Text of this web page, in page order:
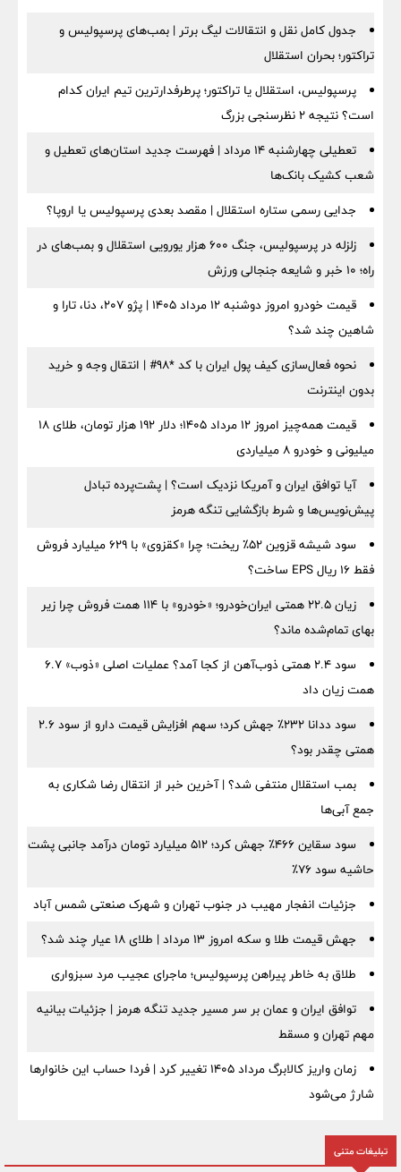
جدول کامل نقل و انتقالات لیگ برتر | بمب‌های پرسپولیس و
تراکتور؛ بحران استقلال
پرسپولیس، استقلال یا تراکتور؛ پرطرفدارترین تیم ایران کدام
است؟ نتیجه ۲ نظرسنجی بزرگ
تعطیلی چهارشنبه ۱۴ مرداد | فهرست جدید استان‌های تعطیل و
شعب کشیک بانک‌ها
جدایی رسمی ستاره استقلال | مقصد بعدی پرسپولیس یا اروپا؟
زلزله در پرسپولیس، جنگ ۶۰۰ هزار یورویی استقلال و بمب‌های در
راه؛ ۱۰ خبر و شایعه جنجالی ورزش
قیمت خودرو امروز دوشنبه ۱۲ مرداد ۱۴۰۵ | پژو ۲۰۷، دنا، تارا و
شاهین چند شد؟
نحوه فعال‌سازی کیف پول ایران با کد *98# | انتقال وجه و خرید
بدون اینترنت
قیمت همه‌چیز امروز ۱۲ مرداد ۱۴۰۵؛ دلار ۱۹۲ هزار تومان، طلای ۱۸
میلیونی و خودرو ۸ میلیاردی
آیا توافق ایران و آمریکا نزدیک است؟ | پشت‌پرده تبادل
پیش‌نویس‌ها و شرط بازگشایی تنگه هرمز
سود شیشه قزوین ۵۲٪ ریخت؛ چرا «کقزوی» با ۶۲۹ میلیارد فروش
فقط ۱۶ ریال EPS ساخت؟
زیان ۲۲.۵ همتی ایران‌خودرو؛ «خودرو» با ۱۱۴ همت فروش چرا زیر
بهای تمام‌شده ماند؟
سود ۲.۴ همتی ذوب‌آهن از کجا آمد؟ عملیات اصلی «ذوب» ۶.۷
همت زیان داد
سود ددانا ۲۳۲٪ جهش کرد؛ سهم افزایش قیمت دارو از سود ۲.۶
همتی چقدر بود؟
بمب استقلال منتفی شد؟ | آخرین خبر از انتقال رضا شکاری به
جمع آبی‌ها
سود سقاین ۴۶۶٪ جهش کرد؛ ۵۱۲ میلیارد تومان درآمد جانبی پشت
حاشیه سود ۷۶٪
جزئیات انفجار مهیب در جنوب تهران و شهرک صنعتی شمس آباد
جهش قیمت طلا و سکه امروز ۱۳ مرداد | طلای ۱۸ عیار چند شد؟
طلاق به خاطر پیراهن پرسپولیس؛ ماجرای عجیب مرد سبزواری
توافق ایران و عمان بر سر مسیر جدید تنگه هرمز | جزئیات بیانیه
مهم تهران و مسقط
زمان واریز کالابرگ مرداد ۱۴۰۵ تغییر کرد | فردا حساب این خانوارها
شارژ می‌شود
تبلیغات متنی